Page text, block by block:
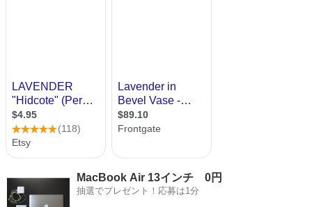
MacBook Air 13インチ 0円
抽選でプレゼント！応募は1分